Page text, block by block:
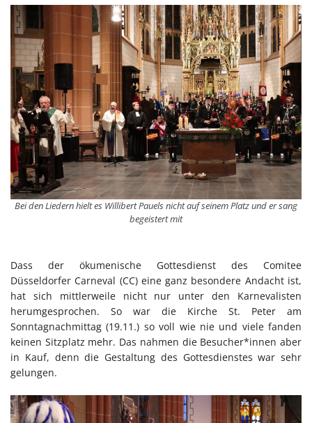
Bei den Liedern hielt es Willibert Pauels nicht auf seinem Platz und er sang
begeistert mit
Dass der ökumenische Gottesdienst des Comitee
Düsseldorfer Carneval (CC) eine ganz besondere Andacht ist,
hat sich mittlerweile nicht nur unter den Karnevalisten
herumgesprochen. So war die Kirche St. Peter am
Sonntagnachmittag (19.11.) so voll wie nie und viele fanden
keinen Sitzplatz mehr. Das nahmen die Besucher*innen aber
in Kauf, denn die Gestaltung des Gottesdienstes war sehr
gelungen.